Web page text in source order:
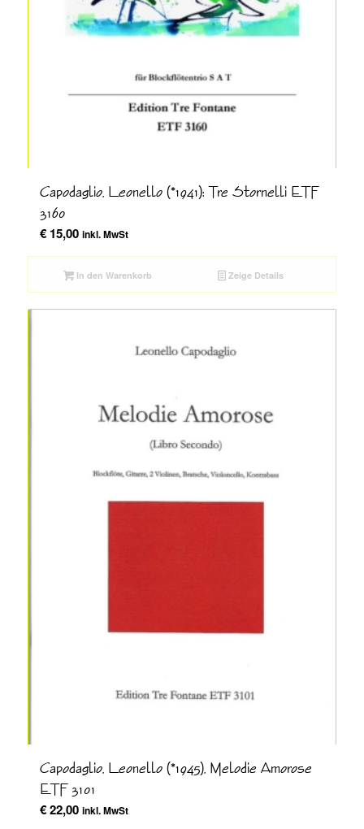
Capodaglio, Leonello (*1941): Tre Stornelli ETF
3160
€15,00 inkl. MwSt
In den Warenkorb Zeige Details
Capodaglio, Leonello (*1945), Melodie Amorose
ETF 3101
€22,00 inkl. MwSt